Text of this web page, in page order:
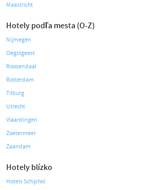
Maastricht
Hotely podľa mesta (O-Z)
Nijmegen
Oegstgeest
Roosendaal
Rotterdam
Tilburg
Utrecht
Vlaardingen
Zoetermeer
Zaandam
Hotely blízko
Hotels Schiphol